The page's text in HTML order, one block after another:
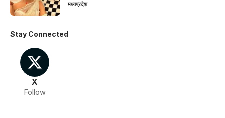
मध्यप्रदेश
Stay Connected
X
Follow